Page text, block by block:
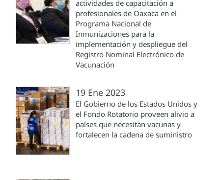
actividades de capacitación a
profesionales de Oaxaca en el
Programa Nacional de
Inmunizaciones para la
implementación y despliegue del
Registro Nominal Electrónico de
Vacunación
19 Ene 2023
El Gobierno de los Estados Unidos y
el Fondo Rotatorio proveen alivio a
países que necesitan vacunas y
fortalecen la cadena de suministro